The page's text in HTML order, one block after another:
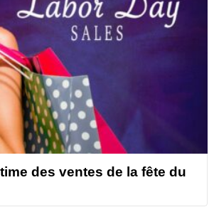
des ventes de la fête du